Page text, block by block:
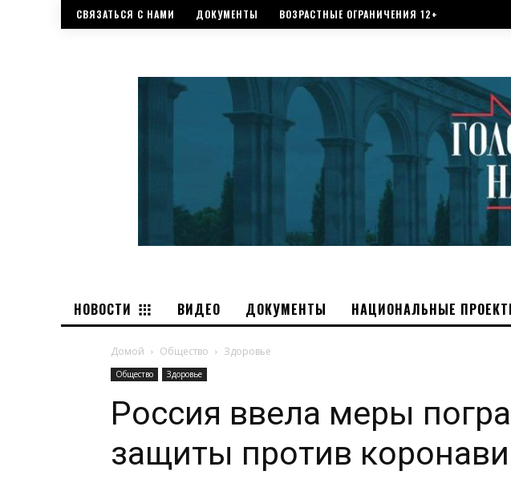
СВЯЗАТЬСЯ С НАМИ ДОКУМЕНТЫ ВОЗРАСТНЫЕ ОГРАНИЧЕНИЯ 12+
НОВОСТИ ВИДЕО ДОКУМЕНТЫ НАЦИОНАЛЬНЫЕ
Домой Общество Здоровье
Общество Здоровье
Россия ввела меры
защиты против